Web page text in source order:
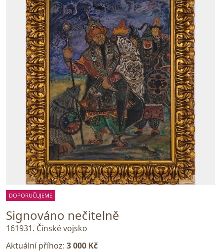
DOPORUČUJEME
Signováno nečitelně
161931. Čínské vojsko
Aktuální příhoz: 3 000 Kč